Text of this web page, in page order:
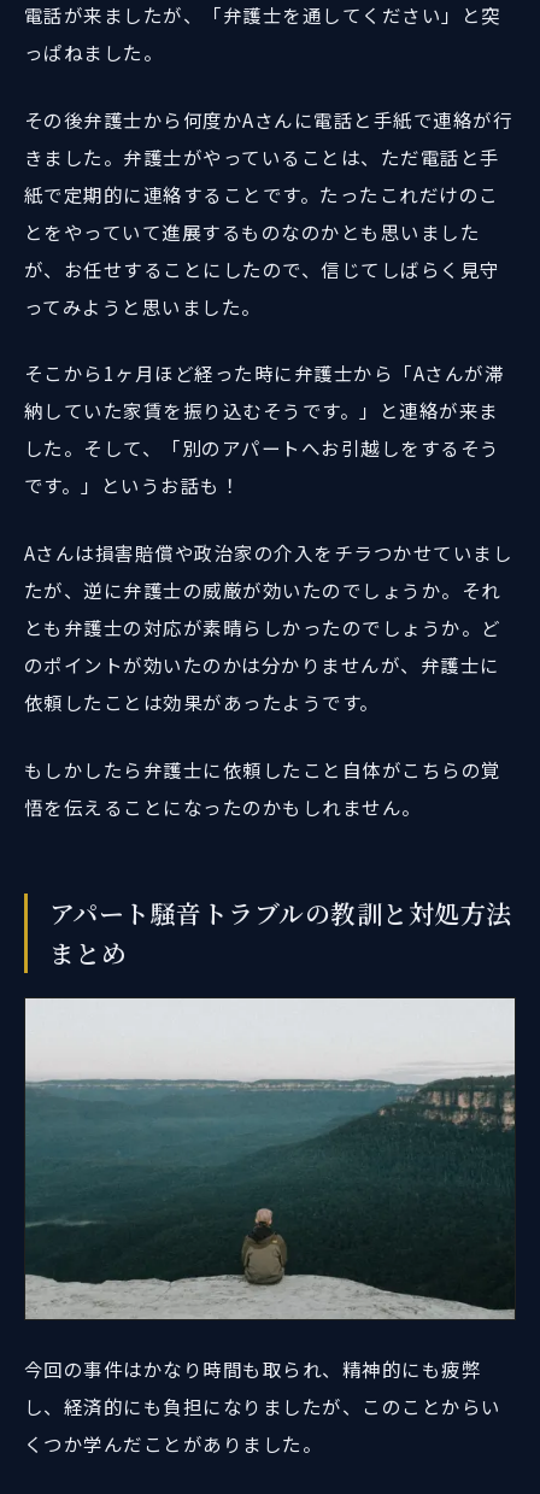
電話が来ましたが、「弁護士を通してください」と突
っぱねました。
その後弁護士から何度かAさんに電話と手紙で連絡が行
きました。弁護士がやっていることは、ただ電話と手
紙で定期的に連絡することです。たったこれだけのこ
とをやっていて進展するものなのかとも思いました
が、お任せすることにしたので、信じてしばらく見守
ってみようと思いました。
そこから1ヶ月ほど経った時に弁護士から「Aさんが滞
納していた家賃を振り込むそうです。」と連絡が来ま
した。そして、「別のアパートへお引越しをするそう
です。」というお話も！
Aさんは損害賠償や政治家の介入をチラつかせていまし
たが、逆に弁護士の威厳が効いたのでしょうか。それ
とも弁護士の対応が素晴らしかったのでしょうか。ど
のポイントが効いたのかは分かりませんが、弁護士に
依頼したことは効果があったようです。
もしかしたら弁護士に依頼したこと自体がこちらの覚
悟を伝えることになったのかもしれません。
アパート騒音トラブルの教訓と対処方法
まとめ
今回の事件はかなり時間も取られ、精神的にも疲弊
し、経済的にも負担になりましたが、このことからい
くつか学んだことがありました。